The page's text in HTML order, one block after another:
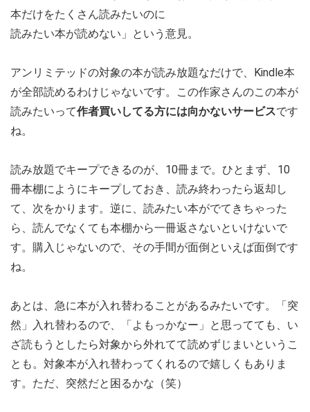
本だけをたくさん読みたいのに
読みたい本が読めない」という意見。
アンリミテッドの対象の本が読み放題なだけで、Kindle本
が全部読めるわけじゃないです。この作家さんのこの本が
読みたいって作者買いしてる方には向かないサービスです
ね。
読み放題でキープできるのが、10冊まで。ひとまず、10
冊本棚にようにキープしておき、読み終わったら返却し
て、次をかります。逆に、読みたい本がでてきちゃった
ら、読んでなくても本棚から一冊返さないといけないで
す。購入じゃないので、その手間が面倒といえば面倒です
ね。
あとは、急に本が入れ替わることがあるみたいです。「突
然」入れ替わるので、「よもっかなー」と思ってても、い
ざ読もうとしたら対象から外れてて読めずじまいというこ
とも。対象本が入れ替わってくれるので嬉しくもありま
す。ただ、突然だと困るかな（笑）